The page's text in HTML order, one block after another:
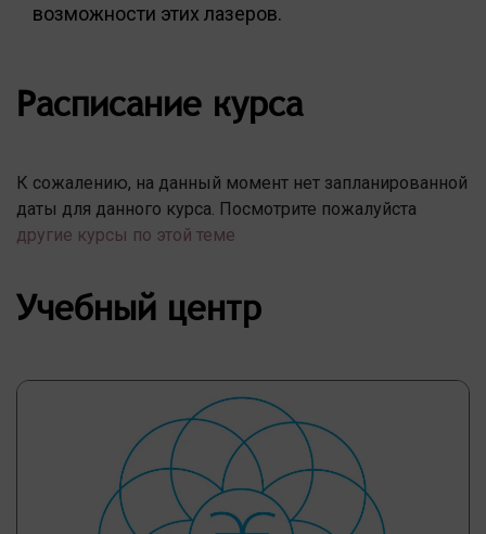
возможности этих лазеров.
Расписание курса
К сожалению, на данный момент нет запланированной
даты для данного курса. Посмотрите пожалуйста
другие курсы по этой теме
Учебный центр